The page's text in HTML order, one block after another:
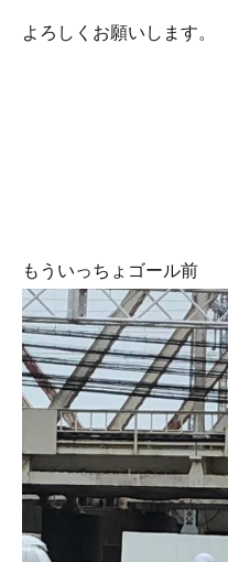
よろしくお願いします。
もういっちょゴール前